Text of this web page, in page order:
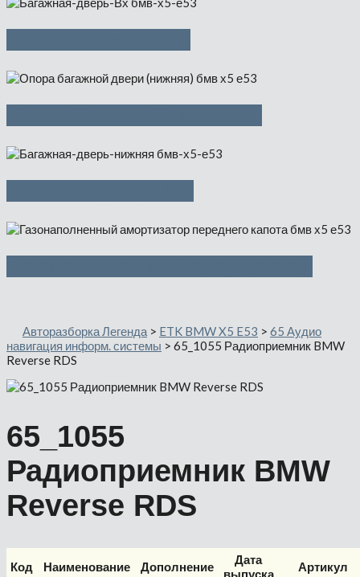
Авторазборка Легенда > ETK BMW X5 E53 > 65 Аудио
навигация информ. системы > 65_1055 Радиоприемник BMW
Reverse RDS
65_1055
Радиоприемник BMW
Reverse RDS
Код Наименование Дополнение
Дата
выпуска
Артикул